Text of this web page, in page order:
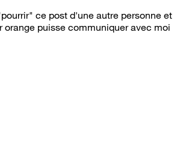
ce post d'une autre personne et
orange puisse communiquer avec moi